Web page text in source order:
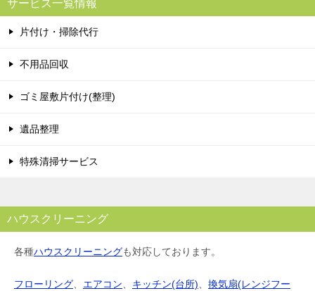
サービス一覧情報
片付け・掃除代行
不用品回収
ゴミ屋敷片付け(整理)
遺品整理
特殊清掃サービス
ハウスクリーニング
各種ハウスクリーニングも対応しております。
フローリング、 エアコン、 キッチン(台所)、 換気扇(レンジフー